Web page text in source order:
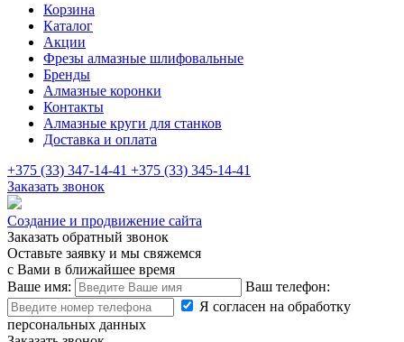
Корзина
Каталог
Акции
Фрезы алмазные шлифовальные
Бренды
Алмазные коронки
Контакты
Алмазные круги для станков
Доставка и оплата
+375 (33) 347-14-41 +375 (33) 345-14-41
Заказать звонок
Создание и продвижение сайта
Заказать обратный звонок
Оставьте заявку и мы свяжемся
с Вами в ближайшее время
Ваше имя:
Ваш телефон:
Я согласен на обработку
персональных данных